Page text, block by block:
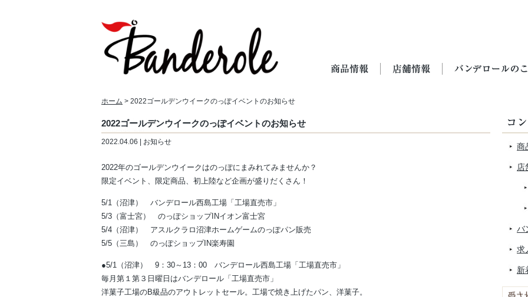
ホーム > 2022ゴールデンウイークのっぽイベントのお知らせ
2022ゴールデンウイークのっぽイベントのお知らせ
2022.04.06 | お知らせ
2022年のゴールデンウイークはのっぽにまみれてみませんか？
限定イベント、限定商品、初上陸など企画が盛りだくさん！
5/1（沼津） バンデロール西島工場「工場直売市」
5/3（富士宮） のっぽショップINイオン富士宮
5/4（沼津） アスルクラロ沼津ホームゲームのっぽパン販売
5/5（三島） のっぽショップIN楽寿園
●5/1（沼津） 9：30～13：00 バンデロール西島工場「工場直売市」
毎月第１第３日曜日はバンデロール「工場直売市」
洋菓子工場のB級品のアウトレットセール。工場で焼き上げたパン、洋菓子。
商
店
バ
求
新